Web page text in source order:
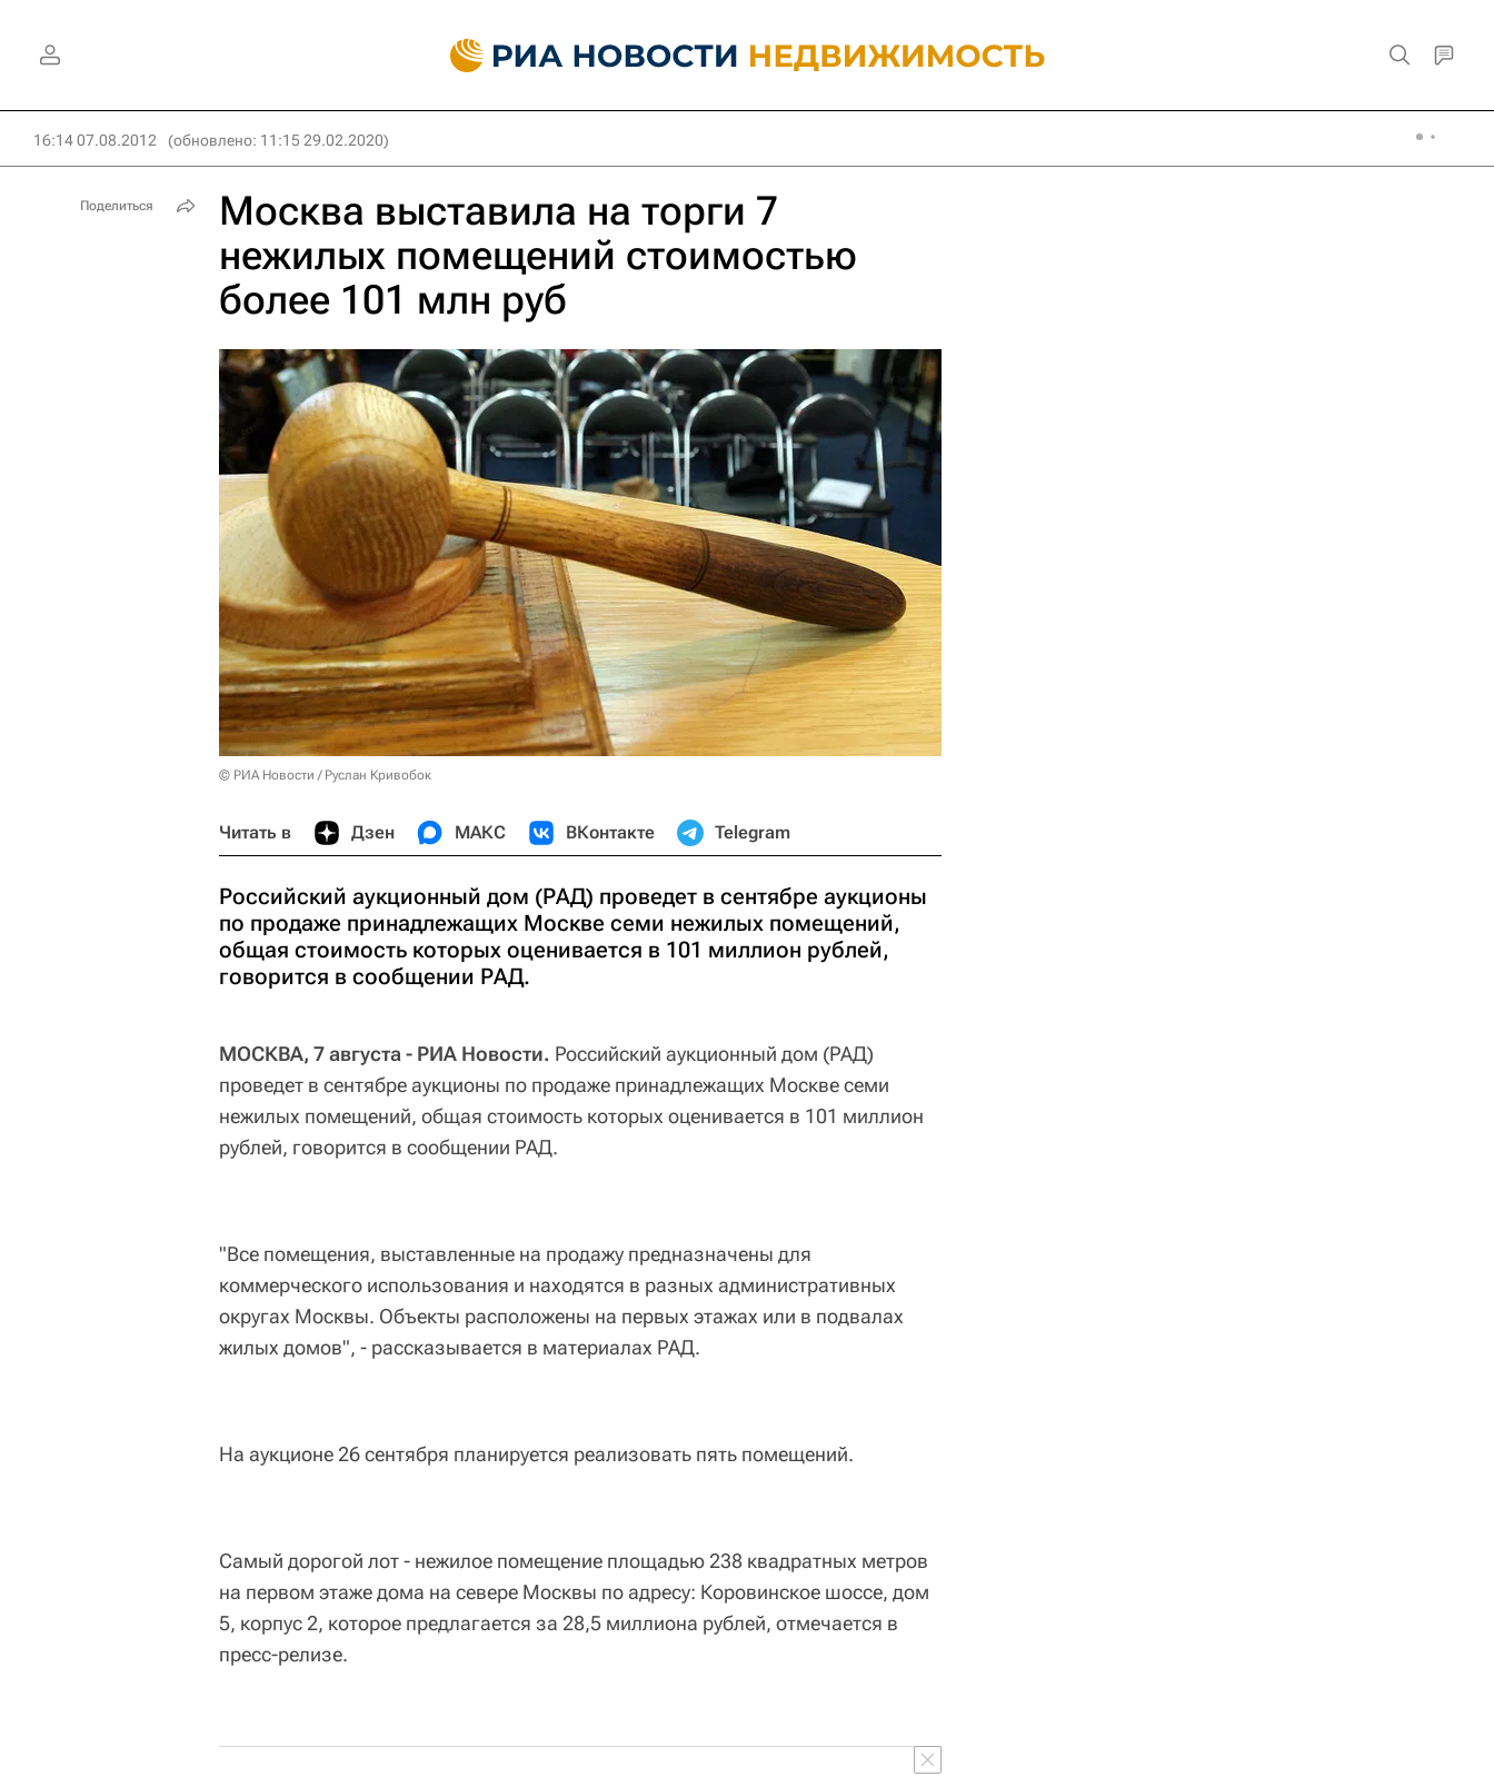
16:14 07.08.2012 (обновлено: 11:15 29.02.2020)
Москва выставила на торги 7
нежилых помещений стоимостью
более 101 млн руб
© РИА Новости / Руслан Кривобок
Читать в Дзен МАКС ВКонтакте Telegram
Российский аукционный дом (РАД) проведет в сентябре аукционы
по продаже принадлежащих Москве семи нежилых помещений,
общая стоимость которых оценивается в 101 миллион рублей,
говорится в сообщении РАД.
МОСКВА, 7 августа - РИА Новости. Российский аукционный дом (РАД)
проведет в сентябре аукционы по продаже принадлежащих Москве семи
нежилых помещений, общая стоимость которых оценивается в 101 миллион
рублей, говорится в сообщении РАД.
"Все помещения, выставленные на продажу предназначены для
коммерческого использования и находятся в разных административных
округах Москвы. Объекты расположены на первых этажах или в подвалах
жилых домов", - рассказывается в материалах РАД.
На аукционе 26 сентября планируется реализовать пять помещений.
Самый дорогой лот - нежилое помещение площадью 238 квадратных метров
на первом этаже дома на севере Москвы по адресу: Коровинское шоссе, дом
5, корпус 2, которое предлагается за 28,5 миллиона рублей, отмечается в
пресс-релизе.
Поделиться